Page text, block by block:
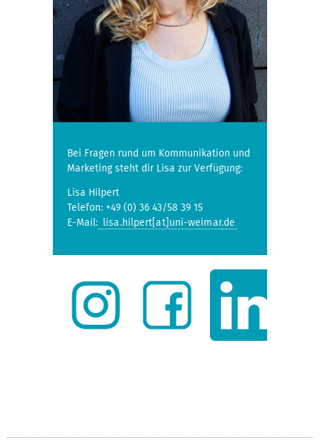
Bei Fragen rund um Kommunikation und
Marketing steht dir Lisa zur Verfügung:
Lisa Hilpert
Telefon: +49 (0) 36 43/58 39 15
E-Mail: lisa.hilpert[at]uni-weimar.de